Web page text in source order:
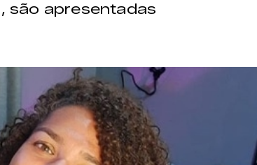
são apresentadas